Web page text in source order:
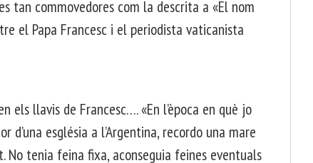
tan commovedores com la descrita a «El nom
el Papa Francesc i el periodista vaticanista
llavis de Francesc…. «En l’època en què jo
església a l’Argentina, recordo una mare
tenia feina fixa, aconseguia feines eventuals